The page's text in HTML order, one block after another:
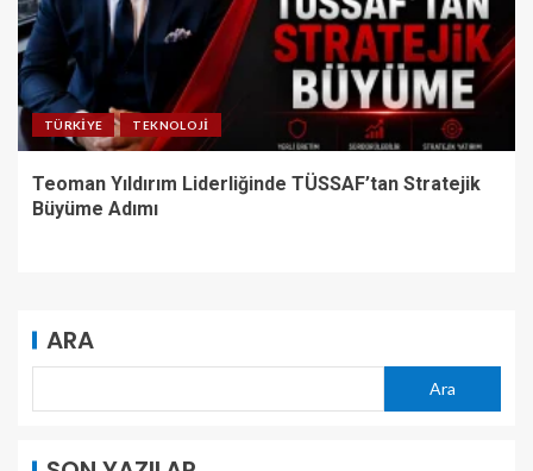
TÜRKIYE TEKNOLOJI
Teoman Yıldırım Liderliğinde TÜSSAF’tan Stratejik
Büyüme Adımı
ARA
Ara